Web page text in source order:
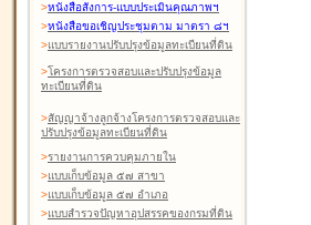
>หนังสือสังการ-แบบประเมินคุณภาพฯ
>หนังสือขอเชิญประชุมตาม มาตรา ๘ฯ
>แบบรายงานปรับปรุงข้อมูลทะเบียนที่ดิน
>โครงการตรวจสอบและปรับปรุงข้อมูล
ทะเบียนที่ดิน
>สัญญาจ้างลูกจ้างโครงการตรวจสอบและ
ปรับปรุงข้อมูลทะเบียนที่ดิน
>รายงานการควบคุมภายใน
>แบบเก็บข้อมูล ๕๗ สาขา
>แบบเก็บข้อมูล ๕๗ อำเภอ
>แบบสำรวจปัญหาอุปสรรคของกรมที่ดิน